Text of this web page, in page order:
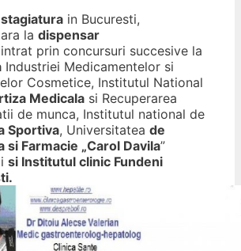
stagiatura in Bucuresti,
la dispensar
prin concursuri succesive la
Industriei Medicamentelor si
Cosmetice, Institutul National
Medicala si Recuperarea
de munca, Institutul national de
Sportiva, Universitatea de
si Farmacie „Carol Davila”
si Institutul clinic Fundeni